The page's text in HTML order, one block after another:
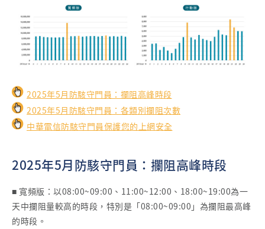
2025年5月防駭守門員：攔阻高峰時段
2025年5月防駭守門員：各類別攔阻次數
中華電信防駭守門員保護您的上網安全
2025年5月防駭守門員：攔阻高峰時段
■ 寬頻版：以08:00~09:00、11:00~12:00、18:00~19:00為一
天中攔阻量較高的時段，特別是「08:00~09:00」為攔阻最高峰
的時段。